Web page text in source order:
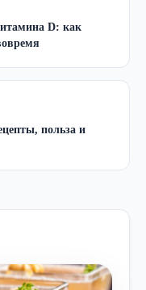
D: как
польза и